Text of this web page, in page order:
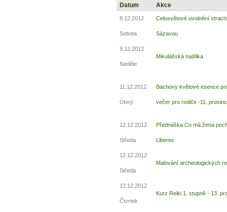
10 tipů
Datum Akce
8.12.2012
Sobota
Celosvětové uvolnění
Sázavou
9.12.2012
Neděle
Mikulášská nadílka
11.12.2012
Úterý
Bachovy květové esence
večer pro rodiče -11.
12.12.2012
Středa
Přednáška Co má žena
Liberec
12.12.2012
Středa
Malování archeologických
13.12.2012
Čtvrtek
Kurz Reiki 1. stupně - 13.